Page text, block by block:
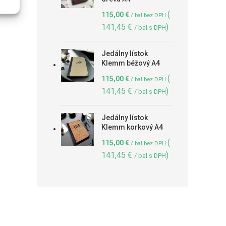
115,00€ / bal bez DPH (
141,45 € / bal s DPH)
Jedálny lístok
Klemm béžový A4
115,00€ / bal bez DPH (
141,45 € / bal s DPH)
Jedálny lístok
Klemm korkový A4
115,00€ / bal bez DPH (
141,45 € / bal s DPH)